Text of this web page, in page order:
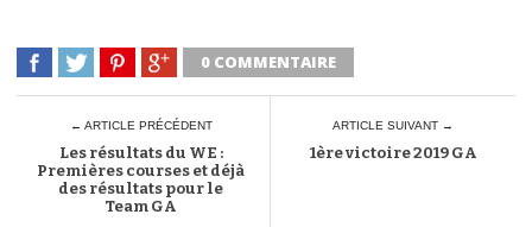
0 COMMENTAIRE
← ARTICLE PRÉCÉDENT
Les résultats du WE :
Premières courses et déjà
des résultats pour le
Team GA
ARTICLE SUIVANT →
1ère victoire 2019 GA